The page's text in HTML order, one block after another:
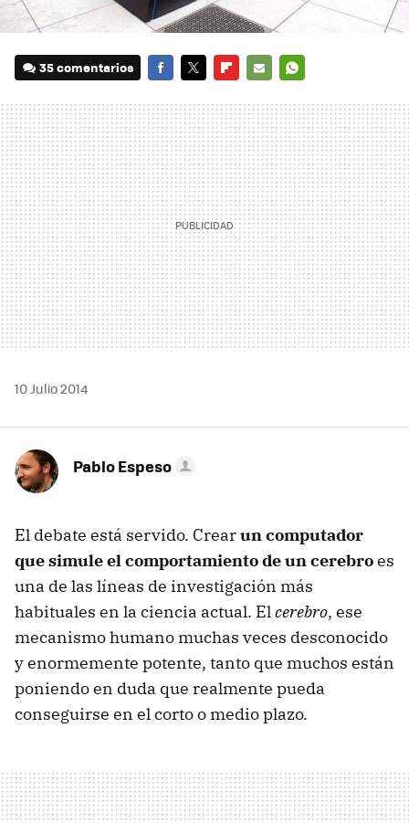
35 comentarios
MAIL
10 Julio 2014
Pablo Espeso
El debate está servido. Crearun computador
que simule el comportamiento de un cerebroes
una de las líneas de investigación más
habituales en la ciencia actual. Elcerebro, ese
mecanismo humano muchas veces desconocido
y enormemente potente, tanto que muchos están
poniendo en duda que realmente pueda
conseguirse en el corto o medio plazo.